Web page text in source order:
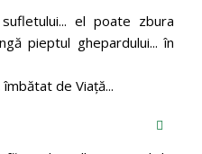
el poate zbura
pieptul ghepardului... în
de Viaţă...